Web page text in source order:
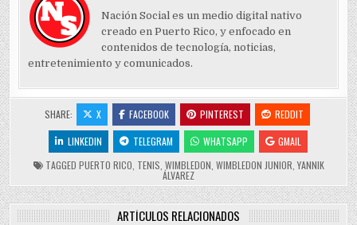
Nación Social es un medio digital nativo
creado en Puerto Rico, y enfocado en
contenidos de tecnología, noticias,
entretenimiento y comunicados.
SHARE: X FACEBOOK PINTEREST
REDDIT
LINKEDIN
TELEGRAM WHATSAPP
GMAIL
TAGGED PUERTO RICO TENIS WIMBLEDON WIMBLEDON JUNIOR ,YANNIK
ÁLVAREZ
ARTÍCULOS RELACIONADOS